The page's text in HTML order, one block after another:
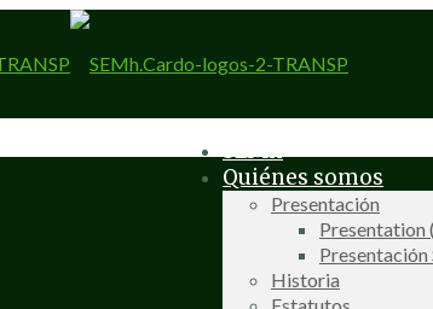
SEMh
Quiénes somos
Presentación
Presentation
Historia